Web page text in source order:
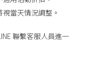
當天情況調整。
聯繫客服人員進一